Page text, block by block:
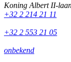
Koning Albert II-
+32 2 214 21 11
+32 2 553 21 05
onbekend